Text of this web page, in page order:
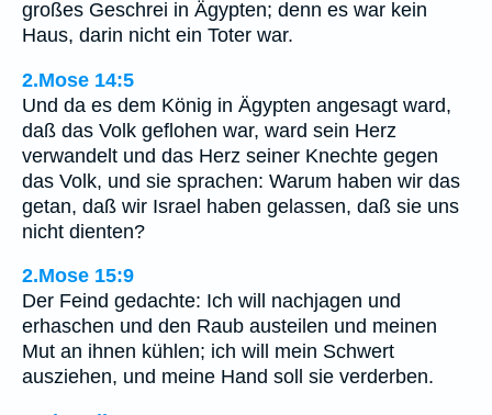
großes Geschrei in Ägypten; denn es war kein
Haus, darin nicht ein Toter war.
2.Mose 14:5
Und da es dem König in Ägypten angesagt ward,
daß das Volk geflohen war, ward sein Herz
verwandelt und das Herz seiner Knechte gegen
das Volk, und sie sprachen: Warum haben wir das
getan, daß wir Israel haben gelassen, daß sie uns
nicht dienten?
2.Mose 15:9
Der Feind gedachte: Ich will nachjagen und
erhaschen und den Raub austeilen und meinen
Mut an ihnen kühlen; ich will mein Schwert
ausziehen, und meine Hand soll sie verderben.